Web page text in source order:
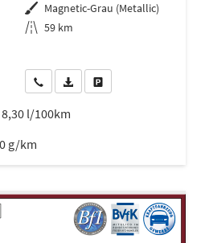
Außenfarbe Magnetic-Grau (Metallic)
Kilometerstand 59 km
Wir rufen Sie anPDF-Datei, Fahrzeugexposé
8,30 l/100km
g/km